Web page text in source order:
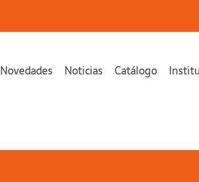
Novedades Noticias Catálogo